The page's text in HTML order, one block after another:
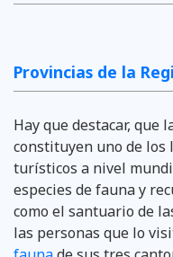
Provincias de la
Hay que destacar, que
constituyen uno de los
turísticos a nivel
especies de fauna y
como el santuario de
las personas que lo